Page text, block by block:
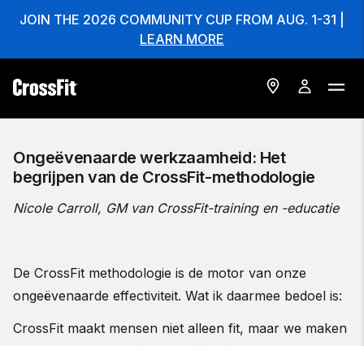
JOIN THE 2026 COMMUNITY CUP FROM AUG. 1-31 |
LEARN MORE
Ongeëvenaarde werkzaamheid: Het
begrijpen van de CrossFit-methodologie
Nicole Carroll, GM van CrossFit-training en -educatie
De CrossFit methodologie is de motor van onze
ongeëvenaarde effectiviteit. Wat ik daarmee bedoel is:
CrossFit maakt mensen niet alleen fit, maar we maken